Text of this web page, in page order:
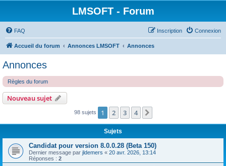
LMSOFT - Forum
FAQ Connexion
Inscription
Accueil du forum Annonces LMSOFT Annonces
Annonces
Règles du forum
Nouveau sujet
98 sujets 1 2 3 4
Sujets
Candidat pour version 8.0.0.28 (Beta 150)
Dernier message par jldemers « 20 avr. 2026, 13:14
Réponses : 2